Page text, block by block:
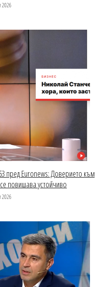
пред Euronews: Доверието към
повишава устойчиво